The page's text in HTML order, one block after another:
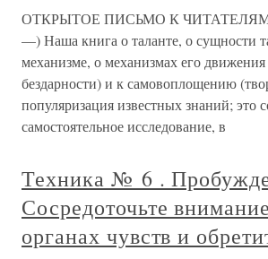
ОТКРЫТОЕ ПИСЬМО К ЧИТАТЕЛЯМ
—) Наша книга о таланте, о сущности
механизме, о механизмах его движения
бездарности) и к самовоплощению
популяризация известных знаний; это
самостоятельное исследование, в
Техника № 6 .
Сосредоточьте
органах чувств и